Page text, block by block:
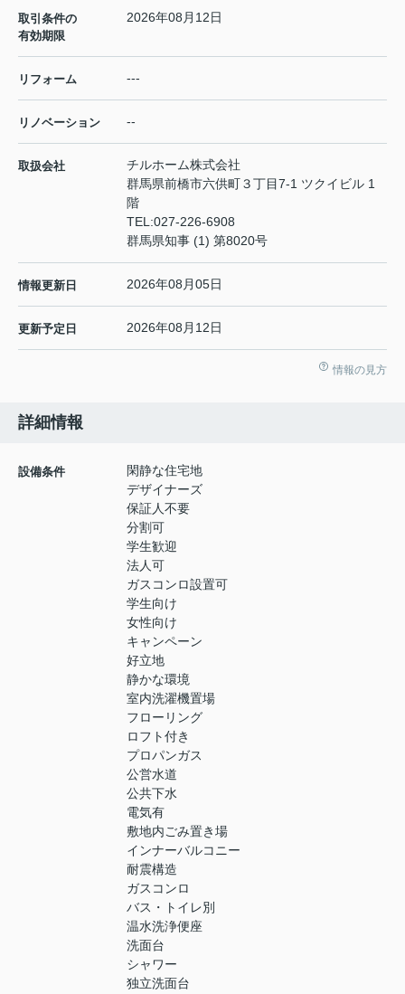
取引条件の
有効期限
2026年08月12日
リフォーム ---
リノベーション --
取扱会社
チルホーム株式会社
群馬県前橋市六供町３丁目7-1 ツクイビル 1
階
TEL:027-226-6908
群馬県知事 (1) 第8020号
情報更新日 2026年08月05日
更新予定日 2026年08月12日
情報の見方
詳細情報
設備条件
閑静な住宅地
デザイナーズ
保証人不要
分割可
学生歓迎
法人可
ガスコンロ設置可
学生向け
女性向け
キャンペーン
好立地
静かな環境
室内洗濯機置場
フローリング
ロフト付き
プロパンガス
公営水道
公共下水
電気有
敷地内ごみ置き場
インナーバルコニー
耐震構造
ガスコンロ
バス・トイレ別
温水洗浄便座
洗面台
シャワー
独立洗面台